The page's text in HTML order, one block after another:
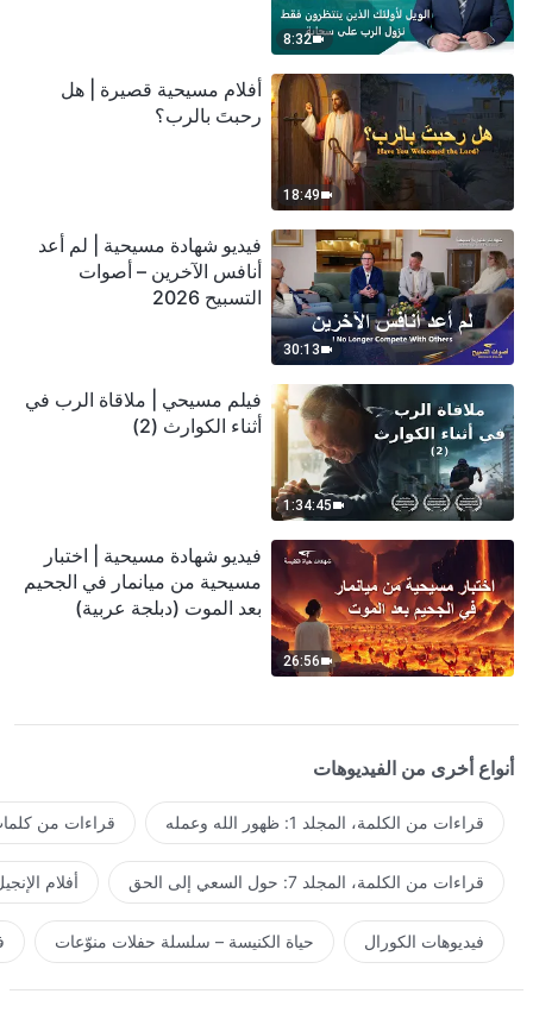
8:32
18:49
أفلام مسيحية قصيرة | هل
رحبتَ بالرب؟
30:13
فيديو شهادة مسيحية | لم أعد
أنافس الآخرين – أصوات
التسبيح 2026
1:34:45
فيلم مسيحي | ملاقاة الرب في
أثناء الكوارث (2)
26:56
فيديو شهادة مسيحية | اختبار
مسيحية من ميانمار في الجحيم
بعد الموت (دبلجة عربية)
أنواع أخرى من الفيديوهات
قراءات من الكلمة، المجلد 1: ظهور الله وعمله قراءات من
قراءات من الكلمة، المجلد 7: حول السعي إلى الحق أفلام
فيديوهات الكورال حياة الكنيسة – سلسلة حفلات منوّعات